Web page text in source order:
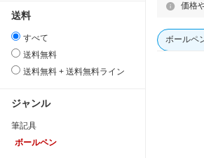
送料
すべて
送料無料
送料無料 + 送料無料ライン
ジャンル
筆記具
ボールペン
価格
ボールペ